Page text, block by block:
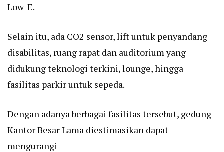
Low-E.
Selain itu, ada CO2 sensor, lift untuk penyandang
disabilitas, ruang rapat dan auditorium yang
didukung teknologi terkini, lounge, hingga
fasilitas parkir untuk sepeda.
Dengan adanya berbagai fasilitas tersebut, gedung
Kantor Besar Lama diestimasikan dapat
mengurangi